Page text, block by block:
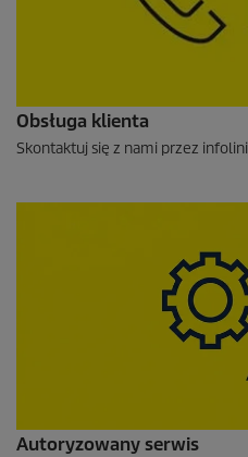
Obsługa klienta
Skontaktuj się z nami przez
Autoryzowany serwis